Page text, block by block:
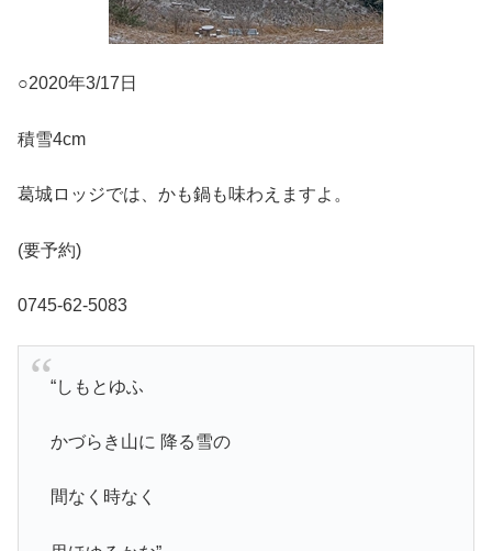
○2020年3/17日
積雪4cm
葛城ロッジでは、かも鍋も味わえますよ。
(要予約)
0745-62-5083
“しもとゆふ
かづらき山に 降る雪の
間なく時なく